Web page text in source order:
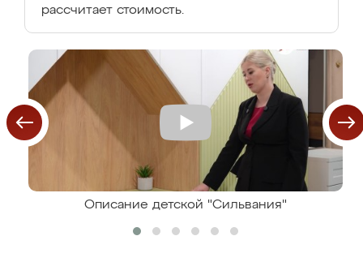
рассчитает стоимость.
Описание детской "Сильвания"